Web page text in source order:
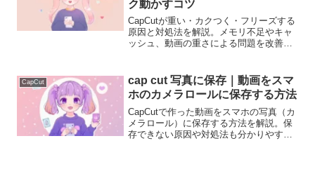
ク動かすコツ
CapCutが重い・カクつく・フリーズする
原因と対処法を解説。メモリ不足やキャ
ッシュ、動画の重さによる問題を改善す
CapCut
cap cut 写真に保存｜動画をスマ
ホのカメラロールに保存する方法
CapCutで作った動画をスマホの写真（カ
メラロール）に保存する方法を解説。保
存できない原因や対処法も分かりやすく